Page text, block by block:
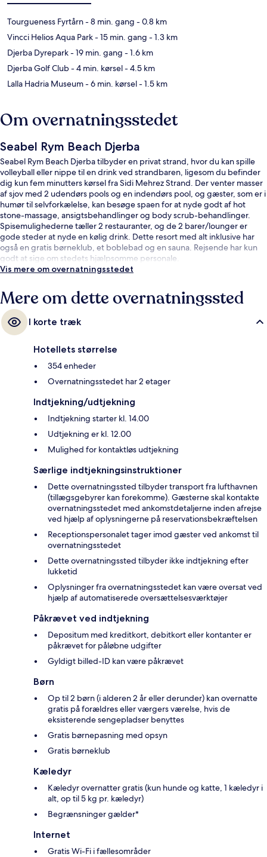
Tourgueness Fyrtårn- 8 min. gang - 0.8 km
Vincci Helios Aqua Park- 15 min. gang - 1.3 km
Djerba Dyrepark- 19 min. gang - 1.6 km
Djerba Golf Club- 4 min. kørsel- 4.5 km
Lalla Hadria Museum- 6 min. kørsel- 1.5 km
Om overnatningsstedet
Seabel Rym Beach Djerba
Seabel Rym Beach Djerba tilbyder en privat strand, hvor du kan spille
volleyball eller nippe til en drink ved strandbaren, ligesom du befinder
dig kun fem minutters kørsel fra Sidi Mehrez Strand. Der venter masser
af sjov med 2 udendørs pools og en indendørs pool, og gæster, som er i
humør til selvforkælelse, kan besøge spaen for at nyde godt af hot
stone-massage, ansigtsbehandlinger og body scrub-behandlinger.
Spisemulighederne tæller 2 restauranter, og de 2 barer/lounger er
gode steder at nyde en kølig drink. Dette resort med alt inklusive har
også en gratis børneklub, et boblebad og en sauna. Rejsende har kun
godt at sige om stedets hjælpsomme personale.
Vis mere om overnatningsstedet
Mere om dette overnatningssted
I korte træk
Hotellets størrelse
354 enheder
Overnatningsstedet har 2 etager
Indtjekning/udtjekning
Indtjekning starter kl. 14.00
Udtjekning er kl. 12.00
Mulighed for kontaktløs udtjekning
Særlige indtjekningsinstruktioner
Dette overnatningssted tilbyder transport fra lufthavnen
(tillægsgebyrer kan forekomme). Gæsterne skal kontakte
overnatningsstedet med ankomstdetaljerne inden afrejse
ved hjælp af oplysningerne på reservationsbekræftelsen
Receptionspersonalet tager imod gæster ved ankomst til
overnatningsstedet
Dette overnatningssted tilbyder ikke indtjekning efter
lukketid
Oplysninger fra overnatningsstedet kan være oversat ved
hjælp af automatiserede oversættelsesværktøjer
Påkrævet ved indtjekning
Depositum med kreditkort, debitkort eller kontanter er
påkrævet for påløbne udgifter
Gyldigt billed-ID kan være påkrævet
Børn
Op til 2 børn (i alderen 2 år eller derunder) kan overnatte
gratis på forældres eller værgers værelse, hvis de
eksisterende sengepladser benyttes
Gratis børnepasning med opsyn
Gratis børneklub
Kæledyr
Kæledyr overnatter gratis (kun hunde og katte, 1 kæledyr i
alt, op til 5 kg pr. kæledyr)
Begrænsninger gælder*
Internet
Gratis Wi-Fi i fællesområder